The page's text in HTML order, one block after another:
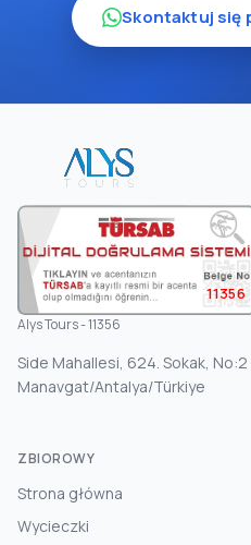
Skontaktuj się
11356
Alys Tours - 11356
Side Mahallesi, 624. Sokak, No:2
Manavgat/Antalya/Türkiye
ZBIOROWY
Strona główna
Wycieczki